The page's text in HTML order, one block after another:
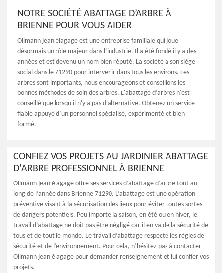
NOTRE SOCIÉTÉ ABATTAGE D’ARBRE À
BRIENNE POUR VOUS AIDER
Ollmann jean élagage est une entreprise familiale qui joue
désormais un rôle majeur dans l’industrie. Il a été fondé il y a des
années et est devenu un nom bien réputé. La société a son siège
social dans le 71290 pour intervenir dans tous les environs. Les
arbres sont importants, nous encourageons et conseillons les
bonnes méthodes de soin des arbres. L'abattage d’arbres n'est
conseillé que lorsqu'il n'y a pas d'alternative. Obtenez un service
fiable appuyé d’un personnel spécialisé, expérimenté et bien
formé.
CONFIEZ VOS PROJETS AU JARDINIER ABATTAGE
D'ARBRE PROFESSIONNEL À BRIENNE
Ollmann jean élagage offre ses services d’abattage d’arbre tout au
long de l’année dans Brienne 71290. L’abattage est une opération
préventive visant à la sécurisation des lieux pour éviter toutes sortes
de dangers potentiels. Peu importe la saison, en été ou en hiver, le
travail d’abattage ne doit pas être négligé car il en va de la sécurité de
tous et de tout le monde. Le travail d’abattage respecte les règles de
sécurité et de l’environnement. Pour cela, n’hésitez pas à contacter
Ollmann jean élagage pour demander renseignement et lui confier vos
projets.